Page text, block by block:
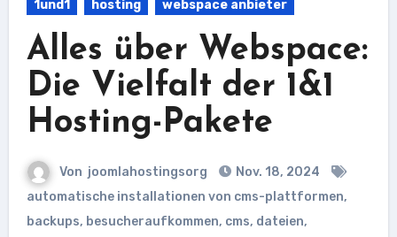
1und1 hosting webspace anbieter
Alles über Webspace:
Die Vielfalt der 1&1
Hosting-Pakete
Von joomlahostingsorg
Nov. 18, 2024
automatische installationen von cms-plattformen,
backups, besucheraufkommen, cms, dateien,